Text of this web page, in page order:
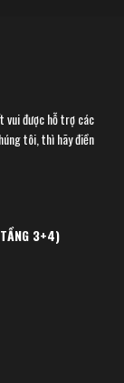
vui được hỗ trợ các
tôi, thì hãy điền
3+4)